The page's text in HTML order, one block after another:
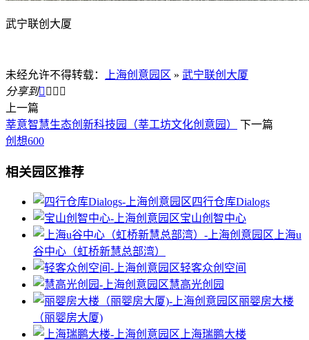
武宁联创大厦
未经允许不得转载： 上海创意园区 » 武宁联创大厦
分享到   
上一篇
莘意智慧生态创新科技园（莘工坊文化创意园）
下一篇
创想600
相关园区推荐
四行仓库Dialogs
宝山创智中心
上海u
谷中心（虹桥新慧总部湾）
轻客众创空间
慧高光创园
丽婴房大楼
（丽婴房大厦)
上海瑞鹏大楼